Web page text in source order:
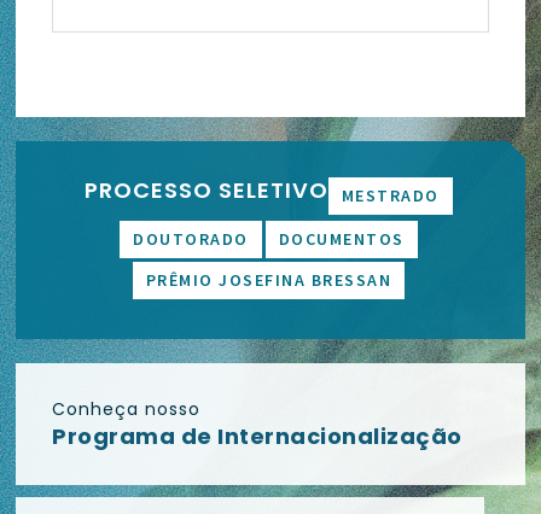
PROCESSO SELETIVO
MESTRADO
DOUTORADO
DOCUMENTOS
PRÊMIO JOSEFINA BRESSAN
Conheça nosso
Programa de Internacionalização